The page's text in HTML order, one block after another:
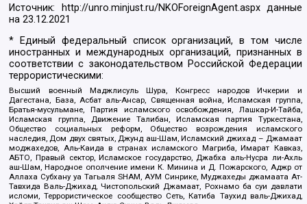
Источник: http://unro.minjust.ru/NKOForeignAgent.aspxданные
на23.12.2021
* Единый федеральный список организаций, в том числе
иностранных и международных организаций, признанных в
соответствии с законодательством Российской Федерации
террористическими:
Высший военный Маджлисуль Шура, Конгресс народов Ичкерии и
Дагестана, База, Асбат аль-Ансар, Священная война, Исламская группа,
Братья-мусульмане, Партия исламского освобождения, Лашкар-И-Тайба,
Исламская группа, Движение Талибан, Исламская партия Туркестана,
Общество социальных реформ, Общество возрождения исламского
наследия, Дом двух святых, Джунд аш-Шам, Исламский джихад – Джамаат
моджахедов, Аль-Каида в странах исламского Магриба, Имарат Кавказ,
АБТО, Правый сектор, Исламское государство, Джабха аль-Нусра ли-Ахль
аш-Шам, Народное ополчение имени К. Минина и Д. Пожарского, Аджр от
Аллаха Субхану уа Тагьаля SHAM, АУМ Синрике, Муджахеды джамаата Ат-
Тавхида Валь-Джихад, Чистопольский Джамаат, Рохнамо ба суи давлати
исломи, Террористическое сообщество Сеть, Катиба Таухид валь-Джихад,